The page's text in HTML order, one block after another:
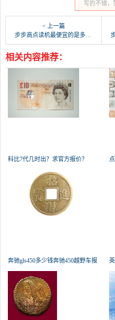
写的不错，
< 上一篇
步步高点读机最便宜的是多少？
相关内容推荐：
科比7代几时出？求官方报价？
奔驰gls450多少钱奔驰450越野车报